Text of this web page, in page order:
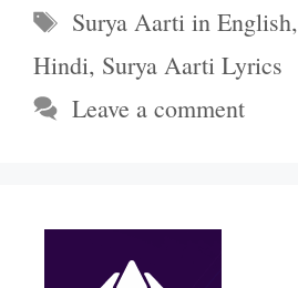
Tags
Surya Aarti in English,
Hindi, Surya Aarti Lyrics
Leave a comment